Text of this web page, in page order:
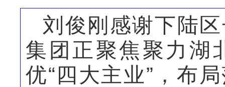
刘俊刚感谢下陆
集团正聚焦聚力湖
优“四大主业”，布